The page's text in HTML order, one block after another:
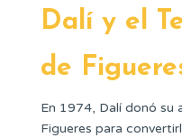
Dalí y el
de
En 1974, Dalí donó su
Figueres para